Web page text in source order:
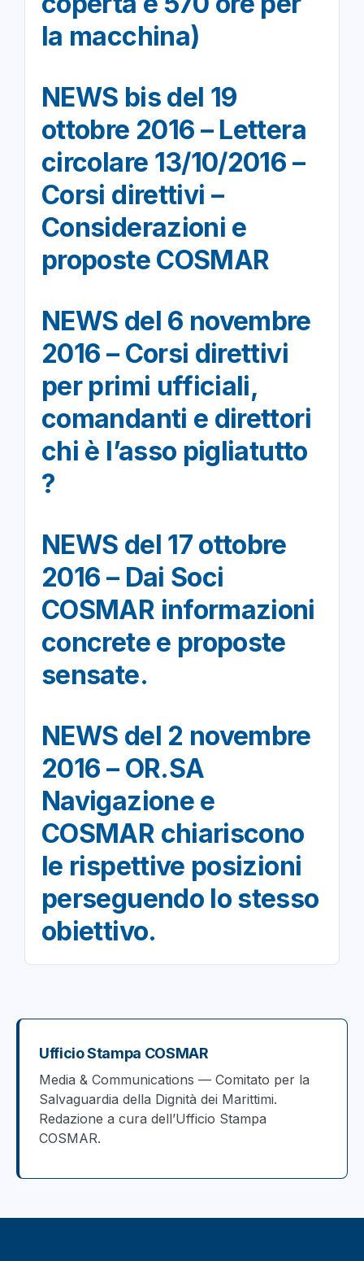
la macchina)
NEWS bis del 19
ottobre 2016 – Lettera
circolare 13/10/2016 –
Corsi direttivi –
Considerazioni e
proposte COSMAR
NEWS del 6 novembre
2016 – Corsi direttivi
per primi ufficiali,
comandanti e direttori
chi è l’asso pigliatutto
?
NEWS del 17 ottobre
2016 – Dai Soci
COSMAR informazioni
concrete e proposte
sensate.
NEWS del 2 novembre
2016 – OR.SA
Navigazione e
COSMAR chiariscono
le rispettive posizioni
perseguendo lo stesso
obiettivo.
Ufficio Stampa COSMAR
Media & Communications — Comitato per la
Salvaguardia della Dignità dei Marittimi.
Redazione a cura dell’Ufficio Stampa
COSMAR.